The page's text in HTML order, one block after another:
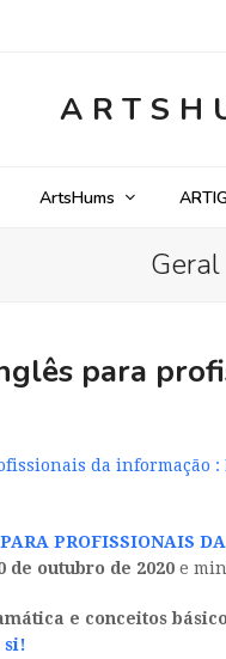
ArtsHums
Geral
para
da informação :
PROFISSIONAIS
de outubro de 2020 e
e conceitos
si!